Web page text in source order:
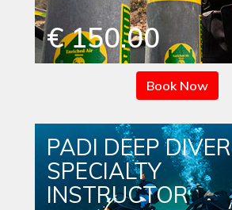
€ 150.00
Book Now
PADI DEEP DIVER
SPECIALTY
INSTRUCTOR